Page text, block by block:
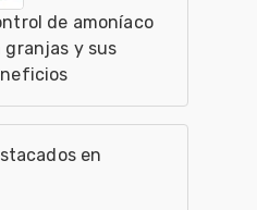
de amoníaco
granjas y sus
en